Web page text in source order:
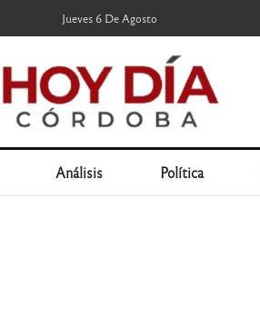
Jueves 6 De Agosto
Análisis Política